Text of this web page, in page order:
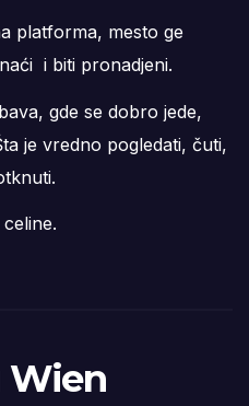
platforma, mesto ge
i biti pronadjeni.
gde se dobro jede,
je vredno pogledati, čuti,
Wien